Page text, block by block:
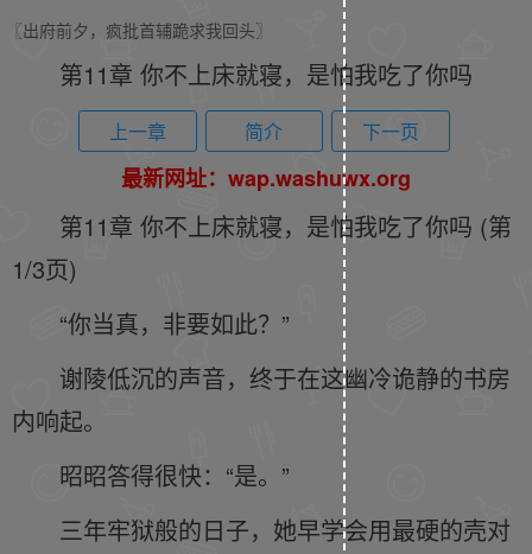
〖出府前夕，疯批首辅跪求我回头〗
第11章 你不上床就寝，是怕我吃了你吗
上一章 简介 下一页
最新网址：wap.washuwx.org
第11章 你不上床就寝，是怕我吃了你吗 (第
1/3页)
“你当真，非要如此？”
谢陵低沉的声音，终于在这幽冷诡静的书房
内响起。
昭昭答得很快：“是。”
三年牢狱般的日子，她早学会用最硬的壳对